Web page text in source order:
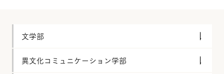
文学部
異文化コミュニケーション学部